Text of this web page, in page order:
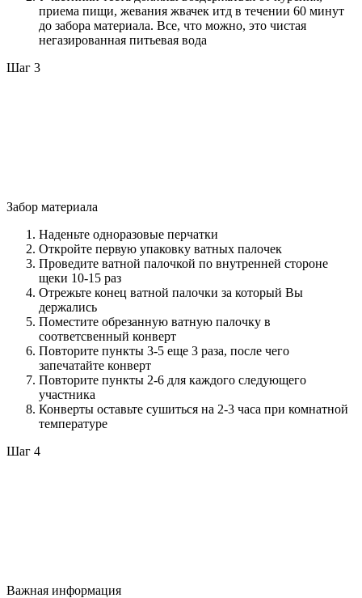
приема пищи, жевания жвачек итд в течении 60 минут
до забора материала. Все, что можно, это чистая
негазированная питьевая вода
Шаг 3
Забор материала
Наденьте одноразовые перчатки
Откройте первую упаковку ватных палочек
Проведите ватной палочкой по внутренней стороне
щеки 10-15 раз
Отрежьте конец ватной палочки за который Вы
держались
Поместите обрезанную ватную палочку в
соответсвенный конверт
Повторите пункты 3-5 еще 3 раза, после чего
запечатайте конверт
Повторите пункты 2-6 для каждого следующего
участника
Конверты оставьте сушиться на 2-3 часа при комнатной
температуре
Шаг 4
Важная информация